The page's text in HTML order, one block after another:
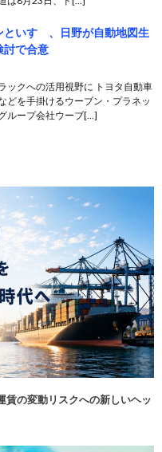
といすゞ、日野が自動地図生
討で合意
ックへの活用視野に トヨタ自動車
どを手掛けるウーブン・プラネッ
ループ会社ウーブ[…]
賃の変動リスクへの新しいヘッ